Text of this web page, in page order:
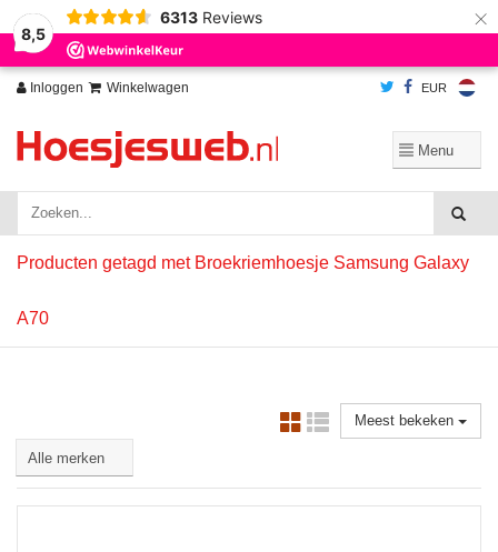
8,5
6313 Reviews ×
Inloggen Winkelwagen EUR
Producten getagd met Broekriemhoesje Samsung Galaxy
A70
Meest bekeken
Wij slaan cookies op om onze website te verbeteren. Is dat akkoord?
Ja
Nee